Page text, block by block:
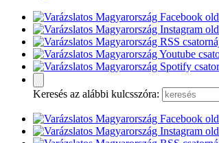
Keresés az alábbi kulcsszóra: